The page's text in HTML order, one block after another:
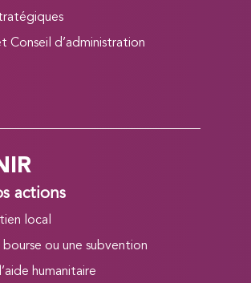
Conseil d’administration
actions
local
bourse ou une subvention
humanitaire